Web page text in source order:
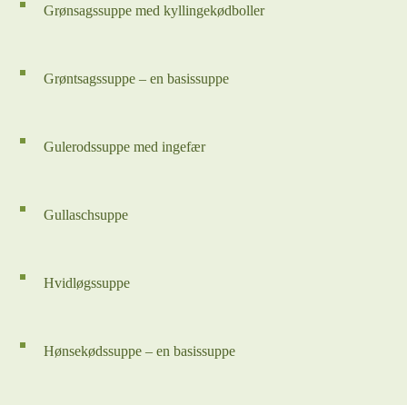
Grønsagssuppe med kyllingekødboller
Grøntsagssuppe – en basissuppe
Gulerodssuppe med ingefær
Gullaschsuppe
Hvidløgssuppe
Hønsekødssuppe – en basissuppe